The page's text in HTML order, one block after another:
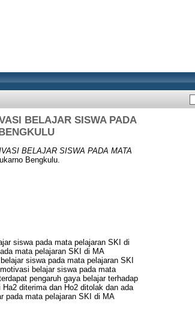
BELAJAR SISWA PADA
BELAJAR SISWA PADA MATA
Bengkulu.
siswa pada mata pelajaran SKI di
mata pelajaran SKI di MA
siswa pada mata pelajaran SKI
belajar siswa pada mata
pengaruh gaya belajar terhadap
diterima dan Ho2 ditolak dan ada
pada mata pelajaran SKI di MA